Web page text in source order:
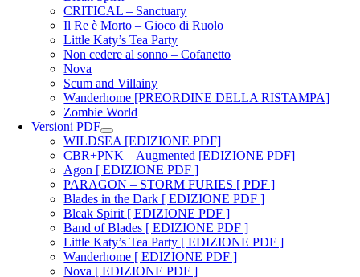
CRITICAL – Sanctuary
Il Re è Morto – Gioco di Ruolo
Little Katy’s Tea Party
Non cedere al sonno – Cofanetto
Nova
Scum and Villainy
Wanderhome [PREORDINE DELLA RISTAMPA]
Zombie World
Versioni PDF
WILDSEA [EDIZIONE PDF]
CBR+PNK – Augmented [EDIZIONE PDF]
Agon [ EDIZIONE PDF ]
PARAGON – STORM FURIES [ PDF ]
Blades in the Dark [ EDIZIONE PDF ]
Bleak Spirit [ EDIZIONE PDF ]
Band of Blades [ EDIZIONE PDF ]
Little Katy’s Tea Party [ EDIZIONE PDF ]
Wanderhome [ EDIZIONE PDF ]
Nova [ EDIZIONE PDF ]